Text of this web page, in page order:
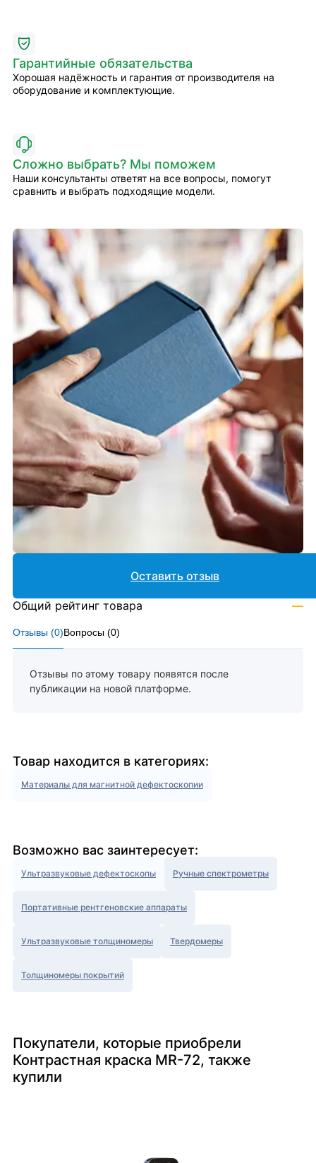
Гарантийные обязательства
Хорошая надёжность и гарантия от производителя на
оборудование и комплектующие.
Сложно выбрать? Мы поможем
Наши консультанты ответят на все вопросы, помогут
сравнить и выбрать подходящие модели.
Отзывы (0)Вопросы (0)
Отзывы по этому товару появятся после
публикации на новой платформе.
Оставить отзыв
Общий рейтинг товара —
Товар находится в категориях:
Материалы для магнитной дефектоскопии
Возможно вас заинтересует:
Ультразвуковые дефектоскопы Ручные спектрометры
Портативные рентгеновские аппараты
Ультразвуковые толщиномеры Твердомеры
Толщиномеры покрытий
Покупатели, которые приобрели
Контрастная краска MR-72, также
купили